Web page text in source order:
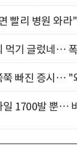
빨리 병원 와
먹기 글렀네…
쭉 빠진 증시… "
일 1700발 뿐…